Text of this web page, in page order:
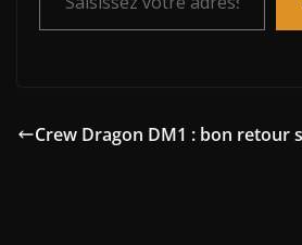
Crew Dragon DM1 : bon retour